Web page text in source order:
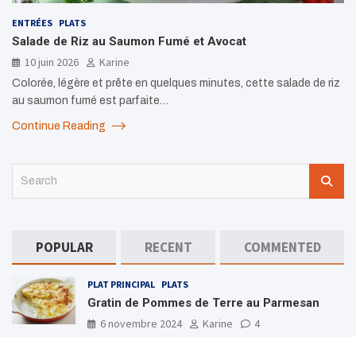
ENTRÉES PLATS
Salade de Riz au Saumon Fumé et Avocat
10 juin 2026
Karine
Colorée, légère et prête en quelques minutes, cette salade de riz
au saumon fumé est parfaite…
Continue Reading
POPULAR RECENT COMMENTED
PLAT PRINCIPAL PLATS
Gratin de Pommes de Terre au Parmesan
6 novembre 2024
Karine 4